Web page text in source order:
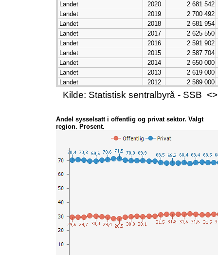
Landet
2020
2 681 542
Landet
2019
2 700 492
Landet
2018
2 681 954
Landet
2017
2 625 550
Landet
2016
2 591 902
Landet
2015
2 587 704
Landet
2014
2 650 000
Landet
2013
2 619 000
Landet
2012
2 589 000
Landet
2011
2 562 000
Landet
2008
2 525 000
Landet
2006
Landet
Landet
2004
2 274 000
Landet
Landet
Kilde: Statistisk sentralbyrå - SSB
Andel sysselsatt i offentlig og privat sektor. Valgt
region. Prosent.